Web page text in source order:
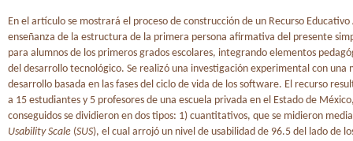
En el artículo se mostrará el proceso de construcción de un Recurso
enseñanza de la estructura de la primera persona afirmativa del presente
para alumnos de los primeros grados escolares, integrando elementos
del desarrollo tecnológico. Se realizó una investigación experimental con una
desarrollo basada en las fases del ciclo de vida de los software. El recurso
a 15 estudiantes y 5 profesores de una escuela privada en el Estado de
conseguidos se dividieron en dos tipos: 1) cuantitativos, que se midieron
Usability Scale (SUS), el cual arrojó un nivel de usabilidad de 96.5 del lado de